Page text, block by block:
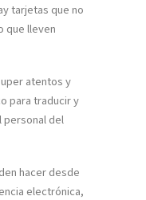
tarjetas que no
que lleven
atentos y
para traducir y
personal del
hacer desde
electrónica,